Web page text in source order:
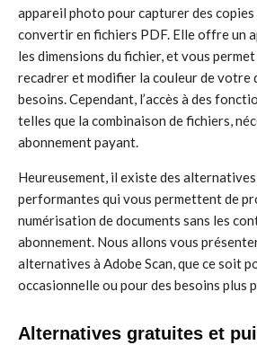
appareil photo pour capturer des copies
convertir en fichiers PDF. Elle offre un
les dimensions du fichier, et vous
recadrer et modifier la couleur de votre
besoins. Cependant, l’accès à des
telles que la combinaison de fichiers,
abonnement payant.
Heureusement, il existe des
performantes qui vous permettent de
numérisation de documents sans les
abonnement. Nous allons vous
alternatives à Adobe Scan, que ce soit
occasionnelle ou pour des besoins plus
Alternatives gratuites et